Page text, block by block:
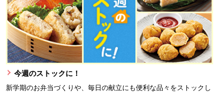
今週のストックに！
新学期のお弁当づくりや、毎日の献立にも便利な品々をストックし